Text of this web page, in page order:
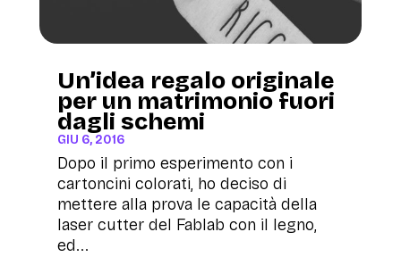
Un’idea regalo originale
per un matrimonio fuori
dagli schemi
GIU 6, 2016
Dopo il primo esperimento con i
cartoncini colorati, ho deciso di
mettere alla prova le capacità della
laser cutter del Fablab con il legno,
ed...